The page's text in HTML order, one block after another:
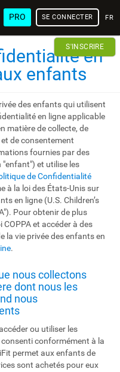
PRO SE CONNECTER
S'INSCRIRE
en
enfants
des enfants qui utilisent
en ligne applicable
matière de collecte, de
de consentement
fournies par des
et utilise les
de Confidentialité
à la loi des États-Unis sur
en ligne (U.S. Children’s
Pour obtenir de plus
et accéder à des
la vie privée des enfants en
.
nous collectons
dont nous les
nous
ou utiliser les
consenti conformément à la
permet aux enfants de
sont achetés pour eux